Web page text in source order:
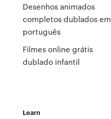
Desenhos animados
completos dublados em
português
Filmes online grátis
dublado infantil
Learn